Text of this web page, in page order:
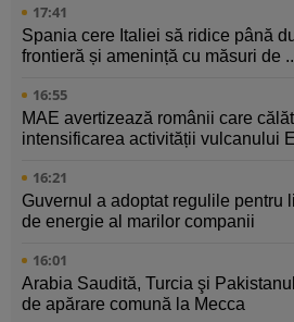
17:41
Spania cere Italiei să ridice până
frontieră și amenință cu măsuri de
16:55
MAE avertizează românii care
intensificarea activității vulcanului
16:21
Guvernul a adoptat regulile pentru
de energie al marilor companii
16:01
Arabia Saudită, Turcia şi
de apărare comună la Mecca